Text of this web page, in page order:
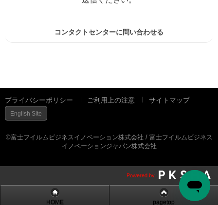
コンタクトセンターに問い合わせる
プライバシーポリシー ご利用上の注意 サイトマップ
English Site
©富士フイルムビジネスイノベーション株式会社 / 富士フイルムビジネス
イノベーションジャパン株式会社
Powered by
HOME pagetop